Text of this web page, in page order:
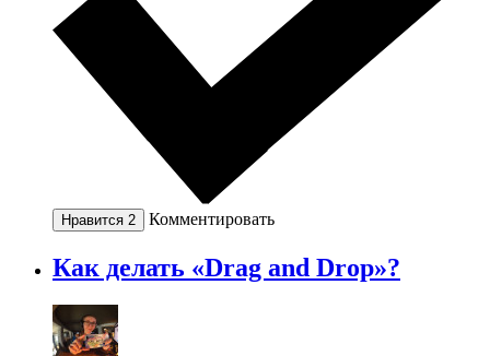
Нравится 2 Комментировать
Как делать «Drag and Drop»?